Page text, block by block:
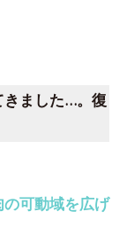
きました…。復
可動域を広げ